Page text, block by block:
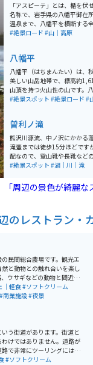
「アスピーテ」とは、楯を伏
名称で、岩手県の八幡平御在
温泉まで、八幡平を横断する
ェイです。茶臼岳の山腹を縫
す。 4月中旬、冬期間の通行禁止が解除となる八幡平ア
スピーテラインは、まだ道路
「雪の回廊」となります。通
上旬ですが、凍結の危険があ
とがあります。
#絶景ロード #山｜高原
八幡平
八幡平（はちまんたい）は、
美しい山岳地帯で、標高約
山頂を持つ火山性の山です。
の美しさを楽しめるスポット
も整備されています。山頂は
さ。 平安の昔、坂上田村麻呂が朝廷から遣わされてここ
へ来た時に、美しい景色に感
こめて「八幡平」と名づけた
八幡沼は、八幡平の湖沼の中
ウキスゲ、チングルマ、ワタ
けから夏まで、リレーのように咲
には雪景色が広がり、スキー
ィンタースポーツも盛んです。 また、松川温泉側から
頂をめざす八幡平樹海ライ
る「太古の息吹」や、藤七温
きた蓬莱境など、八幡平の
並んでいます。うっそうと茂
ると、アスピーテライン側と
いることにも気がつくでしょう
#絶景スポット #絶景ロード #
曽利ノ滝
熊沢川源流、中ノ沢にかかる
滝壺までは徒歩15分ほどです
配なので、登山靴や長靴など
には緑に囲まれてマイナスイ
#絶景スポット #湖｜川｜滝
「周辺の景色が綺麗
のレストラン・
民間総合農場です。観光エ
と動物との触れ合いを楽し
ウサギなどの動物と間近で
やりといった体験プログラ
バター作りや農場野菜の収
要文化財にも指定されてお
園内には、ガイ
立ち入ることができない生
学できます。特に、国の重
舎やサイロは必見です。農
理が堪能できるレストラン
｜軽食#ソフトクリーム
#商業施設#夜景
う街道があります。街道と
けではありません。道路が
で非常にツーリングには走
然を味わいながらご飯を楽
#ソフトクリーム